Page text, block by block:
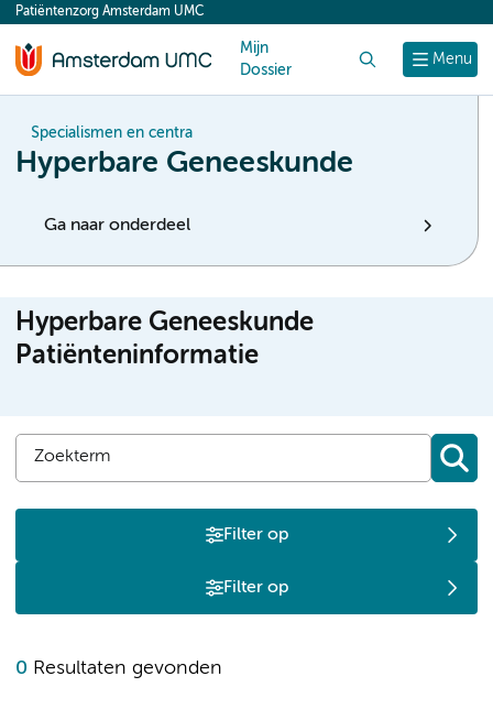
content
Menu
Patiëntenzorg Amsterdam UMC
Mijn
Dossier
Specialismen en centra
Hyperbare Geneeskunde
Ga naar onderdeel
Hyperbare Geneeskunde
Patiënteninformatie
Filter op
Filter op
0 Resultaten gevonden